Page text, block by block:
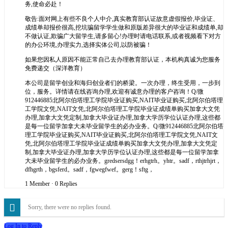
务,使命必赴！
敬告:面对网上有些不良个人中介,真实教育部认证故意虚假报价,毕业证、
成绩单却报价很高,挖坑骗留学学生做和原版差异很大的毕业证和成绩单,却
不做认证,欺骗广大留学生,请多留心!办理时请电话联系,或者视频看下对方
的办公环境,办理实力,选择实体公司,以防被骗！
如果您因私人原因不能正常自己去办理教育部认证，本机构真诚为您服务
免费递交（深洋教育）
本公司是留学创业和海归创业者们的桥梁。一次办理，终生受用，一步到
位，服务。详情请在线咨询办理,欢迎有诚意办理的客户咨询！Q/微
912446885北阿尔伯塔理工学院毕业证购买,NAIT毕业证购买,北阿尔伯塔理
工学院文凭,NAIT文凭,北阿尔伯塔理工学院毕业证成绩单购买加拿大文凭
办理,加拿大文凭定制,加拿大毕业证办理,加拿大学历学位认证办理,这些都
是每一位留学加拿大未毕业留学生的必办业务。Q/微912446885北阿尔伯塔
理工学院毕业证购买,NAIT毕业证购买,北阿尔伯塔理工学院文凭,NAIT文
凭,北阿尔伯塔理工学院毕业证成绩单购买加拿大文凭办理,加拿大文凭定
制,加拿大毕业证办理,加拿大学历学位认证办理,这些都是每一位留学加拿
大未毕业留学生的必办业务。gredsersdgg！erhgtrh。yhtr。sadf，rthjtrhjrt，
dfhgrth，bgsferd。sadf，fgwegfwef。gerg！sftg，
1 Member · 0 Replies
Sorry, there were no replies found.
Log In to Reply